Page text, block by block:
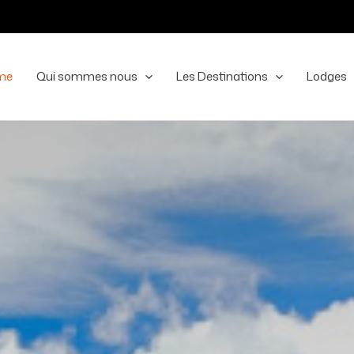
Qui sommes nous Les Destinations Lodges